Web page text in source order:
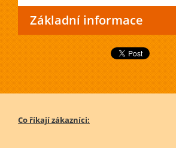
Základní informace
Co říkají zákazníci: